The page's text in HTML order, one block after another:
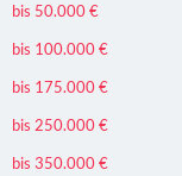
bis 50.000 €
bis 100.000 €
bis 175.000 €
bis 250.000 €
bis 350.000 €